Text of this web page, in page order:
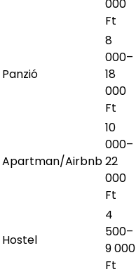
000
Ft
Panzió
8
000–
18
000
Ft
Apartman/Airbnb
10
000–
22
000
Ft
Hostel
4
500–
9 000
Ft